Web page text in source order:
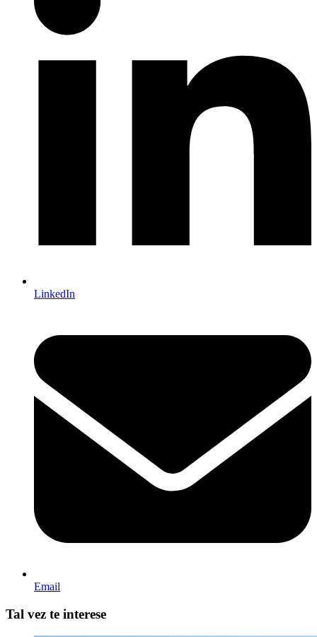
LinkedIn
Email
Tal vez te interese